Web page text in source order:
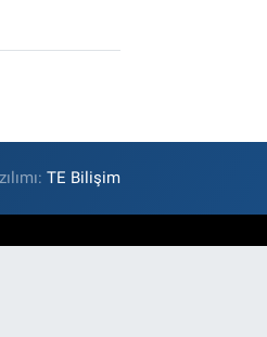
TE Bilişim